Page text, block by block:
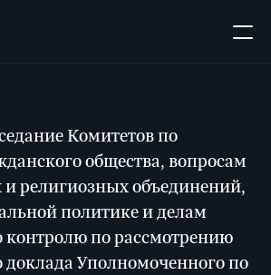
Комитетов по
общества, вопросам
религиозных объединений,
политике и делам
контролю по рассмотрению
доклада Уполномоченного по